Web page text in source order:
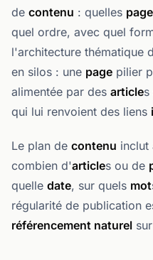
de contenu : quelles page
quel ordre, avec quel
l'architecture thématique
en silos : une page pilier
alimentée par des articles
qui lui renvoient des liens
Le plan de contenu inclut
combien d'articles ou de
quelle date, sur quels mot
régularité de publication
référencement naturel sur